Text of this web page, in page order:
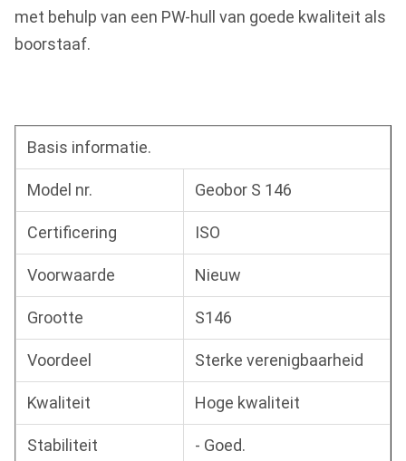
met behulp van een PW-hull van goede kwaliteit als
boorstaaf.
Basis informatie.
Model nr. Geobor S 146
Certificering ISO
Voorwaarde Nieuw
Grootte S146
Voordeel Sterke verenigbaarheid
Kwaliteit Hoge kwaliteit
Stabiliteit - Goed.